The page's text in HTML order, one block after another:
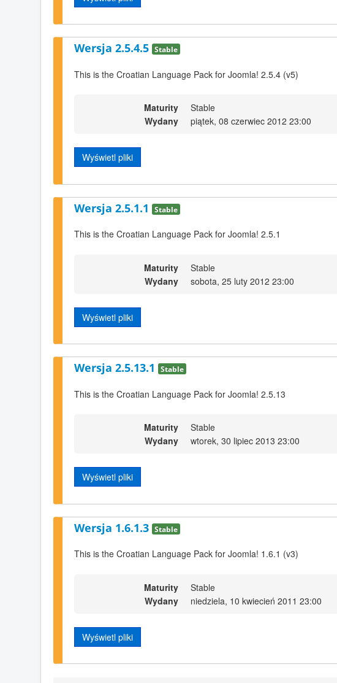
Wersja 2.5.4.5 Stable
This is the Croatian Language Pack for Joomla! 2.5.4 (v5)
Maturity
Stable
Wydany
piątek, 08 czerwiec 2012 23:00
Wyświetl pliki
Wersja 2.5.1.1 Stable
This is the Croatian Language Pack for Joomla! 2.5.1
Maturity
Stable
Wydany
sobota, 25 luty 2012 23:00
Wyświetl pliki
Wersja 2.5.13.1 Stable
This is the Croatian Language Pack for Joomla! 2.5.13
Maturity
Stable
Wydany
wtorek, 30 lipiec 2013 23:00
Wyświetl pliki
Wersja 1.6.1.3 Stable
This is the Croatian Language Pack for Joomla! 1.6.1 (v3)
Maturity
Stable
Wydany
niedziela, 10 kwiecień 2011 23:00
Wyświetl pliki